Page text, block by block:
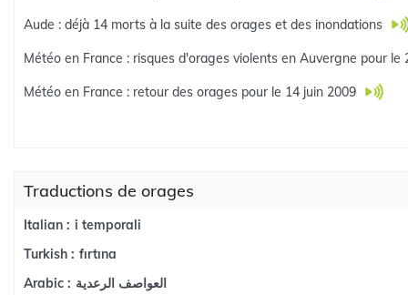
Aude : déjà 14 morts à la suite des orages et des inondations
Météo en France : risques d'orages violents en Auvergne pour le
Météo en France : retour des orages pour le 14 juin 2009
Traductions de orages
Italian : i temporali
Turkish : fırtına
Arabic : العواصف الرعدية